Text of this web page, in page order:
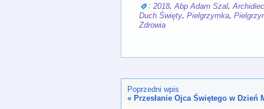
: 2018 Abp Adam Szal
Duch Święty Pielgrzymka
Zdrowia
Poprzedni wpis
« Przesłanie Ojca Świętego w